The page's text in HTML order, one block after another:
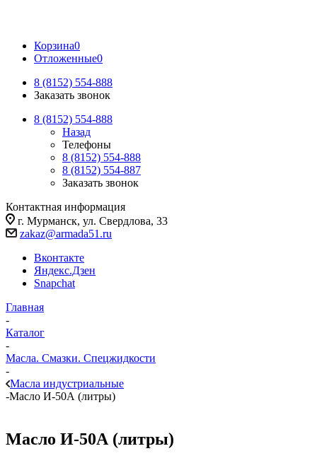
Корзина0
Отложенные0
8 (8152) 554-888
Заказать звонок
8 (8152) 554-888
Назад
Телефоны
8 (8152) 554-888
8 (8152) 554-887
Заказать звонок
Контактная информация
г. Мурманск, ул. Свердлова, 33
zakaz@armada51.ru
Вконтакте
Яндекс.Дзен
Snapchat
Главная
-
Каталог
-
Масла. Смазки. Спецжидкости
-
Масла индустриальные
-Масло И-50А (литры)
Масло И-50А (литры)